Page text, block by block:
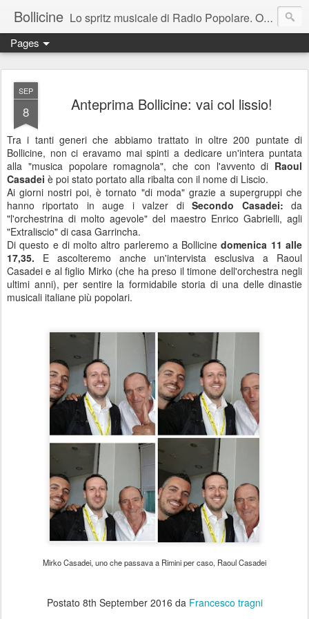
Bollicine Lo spritz musicale di Radio Popolare. Ogni domenica dalle 16.30 alle 17.30
Pages
SEP
8 Anteprima Bollicine: vai col lissio!
Tra i tanti generi che abbiamo trattato in oltre 200 puntate di
Bollicine, non ci eravamo mai spinti a dedicare un'intera puntata
alla "musica popolare romagnola", che con l'avvento di Raoul
Casadei è poi stato portato alla ribalta con il nome di Liscio.
Ai giorni nostri poi, è tornato "di moda" grazie a supergruppi che
hanno riportato in auge i valzer diSecondo Casadei:da
"l'orchestrina di molto agevole" del maestro Enrico Gabrielli, agli
"Extraliscio" di casa Garrincha.
Di questo e di molto altro parleremo a Bollicinedomenica 11 alle
17,35. E ascolteremo anche un'intervista esclusiva a Raoul
Casadei e al figlio Mirko (che ha preso il timone dell'orchestra negli
ultimi anni), per sentire la formidabile storia di una delle dinastie
musicali italiane più popolari.
Mirko Casadei, uno che passava a Rimini per caso, Raoul Casadei
Postato 8th September 2016 da Francesco tragni